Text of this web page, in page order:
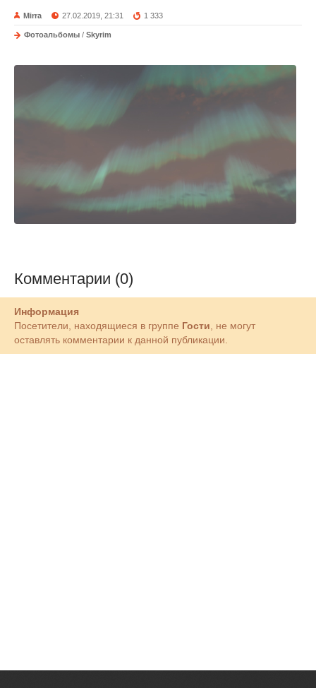
Mirra 27.02.2019, 21:31 1 333
Фотоальбомы / Skyrim
Комментарии (0)
Информация
Посетители, находящиеся в группе Гости , не могут
оставлять комментарии к данной публикации.